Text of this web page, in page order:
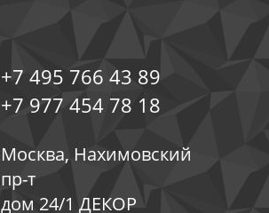
+7 495 766 43 89
+7 977 454 78 18
Москва, Нахимовский
пр-т
дом 24/1 ДЕКОР